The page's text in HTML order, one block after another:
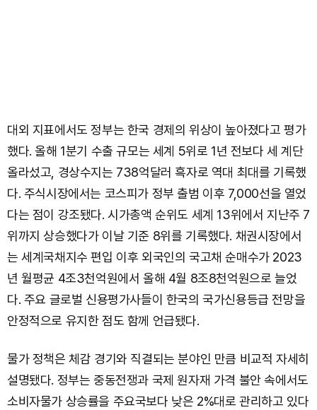
대외 지표에서도 정부는 한국 경제의 위상이 높아졌다고 평가
했다. 올해 1분기 수출 규모는 세계 5위로 1년 전보다 세 계단
올라섰고, 경상수지는 738억달러 흑자로 역대 최대를 기록했
다. 주식시장에서는 코스피가 정부 출범 이후 7,000선을 열었
다는 점이 강조됐다. 시가총액 순위도 세계 13위에서 지난주 7
위까지 상승했다가 이날 기준 8위를 기록했다. 채권시장에서
는 세계국채지수 편입 이후 외국인의 국고채 순매수가 2023
년 월평균 4조3천억원에서 올해 4월 8조8천억원으로 늘었
다. 주요 글로벌 신용평가사들이 한국의 국가신용등급 전망을
안정적으로 유지한 점도 함께 언급됐다.
물가 정책은 체감 경기와 직결되는 분야인 만큼 비교적 자세히
설명됐다. 정부는 중동전쟁과 국제 원자재 가격 불안 속에서도
소비자물가 상승률을 주요국보다 낮은 2%대로 관리하고 있다